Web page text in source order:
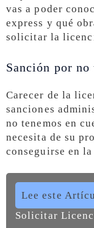
vas a poder
express y qué
solicitar la
Sanción por
Carecer de la
sanciones
no tenemos en
necesita de su
conseguirse en
Lee este
Solicitar